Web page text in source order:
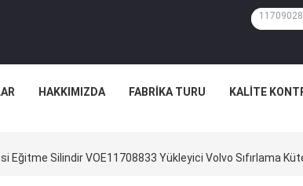
HAKKIMIZDA FABRIKA TURU KALITE
Eğitme Silindir VOE11708833 Yükleyici Volvo Sıfırlama